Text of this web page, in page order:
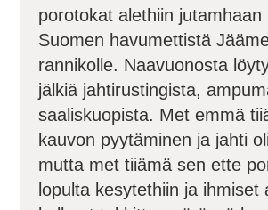
porotokat alethiin jutamhaan
Suomen havumettistä
rannikolle. Naavuonosta
jälkiä jahtirustingista,
saaliskuopista. Met emmä
kauvon pyytäminen ja jahti
mutta met tiiämä sen ette
lopulta kesytethiin ja ihmiset